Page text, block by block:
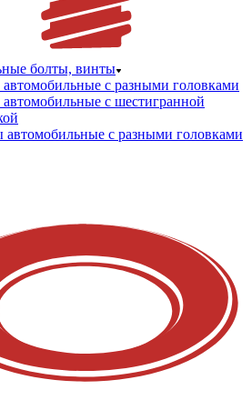
болты, винты
с разными головками
с шестигранной
с разными головками